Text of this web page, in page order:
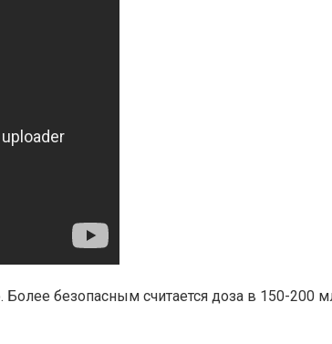
безопасным считается доза в 150-200